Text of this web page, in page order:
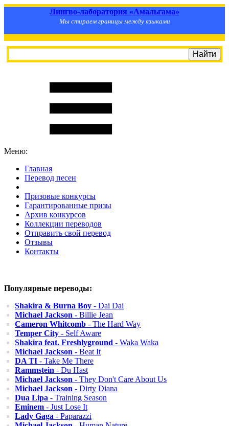
Лингво-лаборатория «Амальгама»
Мы стираем границы между языками
Меню:
Главная
Перевод песен
Призовые конкурсы
Гарантированные призы
Архив конкурсов
Коллекции переводов
Отправить свой перевод
Отзывы
Контакты
Популярные переводы:
Shakira & Burna Boy - Dai Dai
Michael Jackson - Billie Jean
Cameron Whitcomb - The Hard Way
Temper City - Self Aware
Shakira feat. Freshlyground - Waka Waka
Michael Jackson - Beat It
DA TI - Take Me There
Rammstein - Du Hast
Michael Jackson - They Don't Care About Us
Michael Jackson - Dirty Diana
Dua Lipa - Training Season
Eminem - Just Lose It
Lady Gaga - Paparazzi